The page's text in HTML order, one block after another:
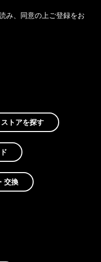
み、同意の上ご登録をお
ストアを探す
交換